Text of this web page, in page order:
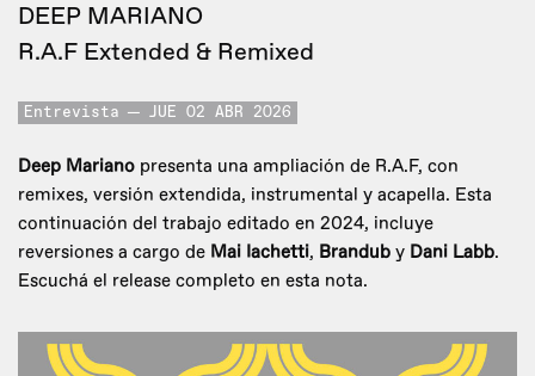
DEEP MARIANO
R.A.F Extended & Remixed
Entrevista JUE 02 ABR 2026
Deep Mariano presenta una ampliación de R.A.F, con
remixes, versión extendida, instrumental y acapella. Esta
continuación del trabajo editado en 2024, incluye
reversiones a cargo de Mai Iachetti, Brandub y Dani Labb.
Escuchá el release completo en esta nota.